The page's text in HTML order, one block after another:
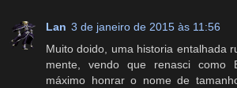
Lan 3 de janeiro de 2015 às 11:56
Muito doido, uma historia entalhada
mente, vendo que renasci como
máximo honrar o nome de